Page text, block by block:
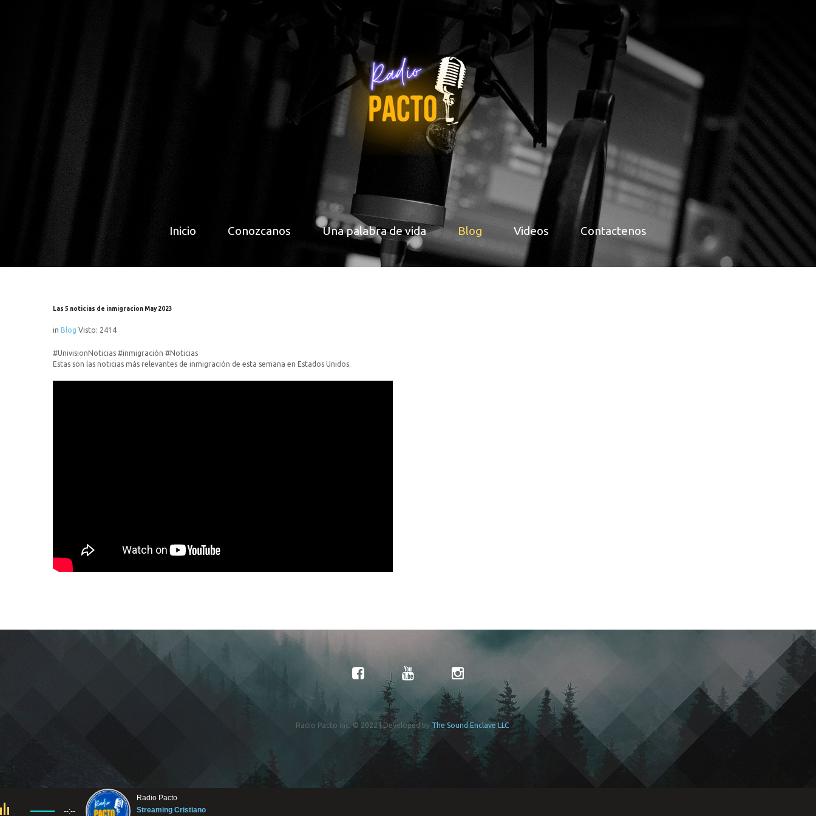
Inicio Conozcanos Una palabra de vida Blog Videos Contactenos
Las 5 noticias de inmigracion May 2023
in Blog Visto: 2414
#UnivisionNoticias #inmigración #Noticias
Estas son las noticias más relevantes de inmigración de esta semana en Estados Unidos.
Radio Pacto Inc. © 2022 | Developed byThe Sound Enclave LLC
--:--
Radio Pacto
Streaming Cristiano